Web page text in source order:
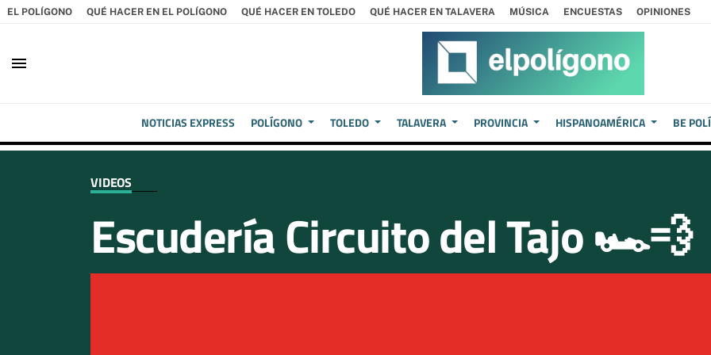
EL POLÍGONO QUÉ HACER EN EL POLÍGONO QUÉ HACER EN TOLEDO QUÉ HACER EN TALAVERA MÚSICA ENCUESTAS OPINIONES
menu
NOTICIAS EXPRESS POLÍGONO TOLEDO TALAVERA PROVINCIA HISPANOAMÉRICA BE
VIDEOS
Escudería Circuito del Tajo 🏎️💨